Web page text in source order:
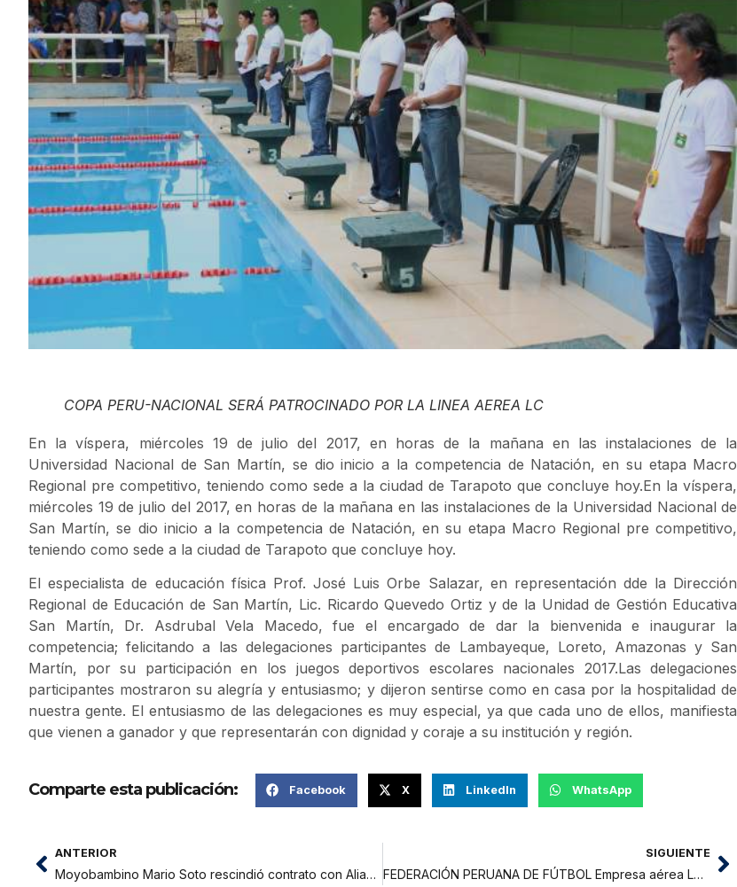
COPA PERU-NACIONAL SERÁ PATROCINADO POR LA LINEA AEREA LC
En la víspera, miércoles 19 de julio del 2017, en horas de la mañana en las instalaciones de la
Universidad Nacional de San Martín, se dio inicio a la competencia de Natación, en su etapa Macro
Regional pre competitivo, teniendo como sede a la ciudad de Tarapoto que concluye hoy.En la víspera,
miércoles 19 de julio del 2017, en horas de la mañana en las instalaciones de la Universidad Nacional de
San Martín, se dio inicio a la competencia de Natación, en su etapa Macro Regional pre competitivo,
teniendo como sede a la ciudad de Tarapoto que concluye hoy.
El especialista de educación física Prof. José Luis Orbe Salazar, en representación dde la Dirección
Regional de Educación de San Martín, Lic. Ricardo Quevedo Ortiz y de la Unidad de Gestión Educativa
San Martín, Dr. Asdrubal Vela Macedo, fue el encargado de dar la bienvenida e inaugurar la
competencia; felicitando a las delegaciones participantes de Lambayeque, Loreto, Amazonas y San
Martín, por su participación en los juegos deportivos escolares nacionales 2017.Las delegaciones
participantes mostraron su alegría y entusiasmo; y dijeron sentirse como en casa por la hospitalidad de
nuestra gente. El entusiasmo de las delegaciones es muy especial, ya que cada uno de ellos, manifiesta
que vienen a ganador y que representarán con dignidad y coraje a su institución y región.
Comparte esta publicación: Facebook X LinkedIn WhatsApp
ANTERIOR
Moyobambino Mario Soto rescindió contrato con Alianza Atlético
SIGUIENTE
FEDERACIÓN PERUANA DE FÚTBOL Empresa aérea LC Perú patrocinará Nacional de la Copa Perú